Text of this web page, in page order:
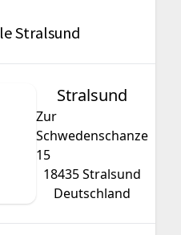
Stralsund
Stralsund
Zur
Schwedenschanze
15
18435Stralsund
Deutschland